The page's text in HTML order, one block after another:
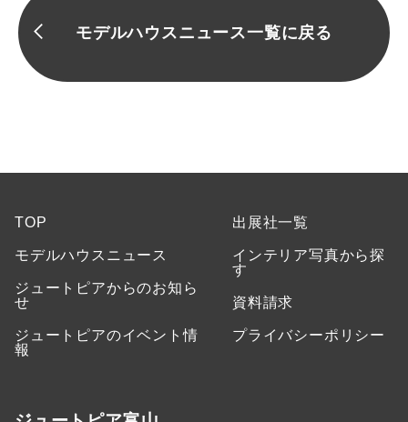
モデルハウスニュース一覧に戻る
TOP
モデルハウスニュース
ジュートピアからのお知ら
せ
ジュートピアのイベント情
報
出展社一覧
インテリア写真から探
す
資料請求
プライバシーポリシー